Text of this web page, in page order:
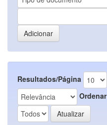
Resultados/Página
Ordenar